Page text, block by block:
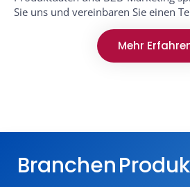
Sie uns und vereinbaren Sie einen
Mehr
Branchen